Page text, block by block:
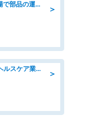
＞
未経験/トヨタ自動車 堤工場で部品の運搬作業/tutumi
＞
08月開始/「土日祝休み」ヘルスケア業界の産業保健師/高時給/未経験OK/要資格:保健師、正看護師